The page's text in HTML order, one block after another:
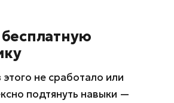
этого не сработало или
подтянуть навыки —